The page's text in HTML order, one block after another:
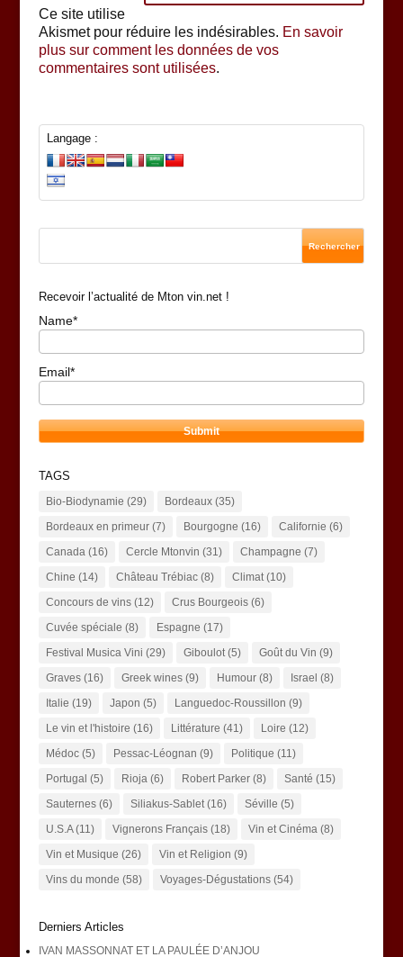
Ce site utilise
Akismet pour réduire les indésirables. En savoir
plus sur comment les données de vos
commentaires sont utilisées.
Langage :
Recevoir l’actualité de Mton vin.net !
Name*
Email*
TAGS
Bio-Biodynamie (29) Bordeaux(35)
Bordeaux en primeur(7) Bourgogne (16) Californie (6)
Canada(16) Cercle Mtonvin (31) Champagne (7)
Chine (14) Château Trébiac(8) Climat(10)
Concours de vins(12) Crus Bourgeois(6)
Cuvée spéciale (8) Espagne (17)
Festival Musica Vini (29) Giboulot(5) Goût du Vin (9)
Graves(16) Greek wines(9) Humour(8) Israel (8)
Italie (19) Japon (5) Languedoc-Roussillon (9)
Le vin et l'histoire (16) Littérature (41) Loire (12)
Médoc(5) Pessac-Léognan (9) Politique (11)
Portugal (5) Rioja(6) Robert Parker(8) Santé (15)
Sauternes(6) Siliakus-Sablet(16) Séville (5)
U.S.A(11) Vignerons Français(18) Vin et Cinéma(8)
Vin et Musique (26) Vin et Religion (9)
Vins du monde (58) Voyages-Dégustations(54)
Derniers Articles
IVAN MASSONNAT ET LA PAULÉE D’ANJOU